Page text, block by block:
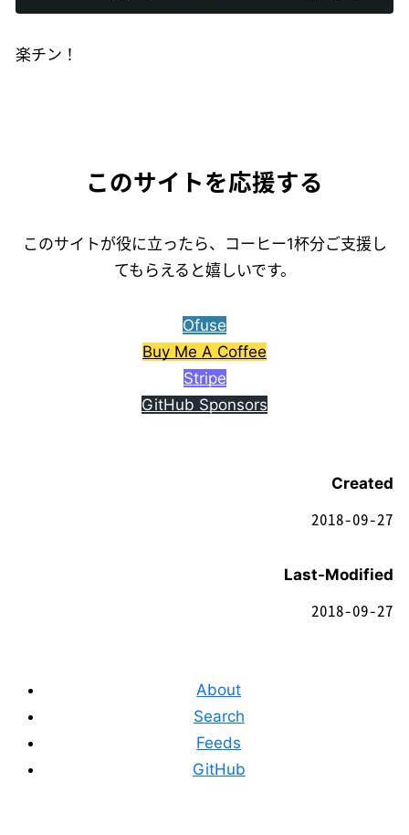
楽チン！
このサイトを応援する
このサイトが役に立ったら、コーヒー1杯分ご支援し
てもらえると嬉しいです。
Ofuse
Buy Me A Coffee
Stripe
GitHub Sponsors
Created
2018-09-27
Last-Modified
2018-09-27
About
Search
Feeds
GitHub